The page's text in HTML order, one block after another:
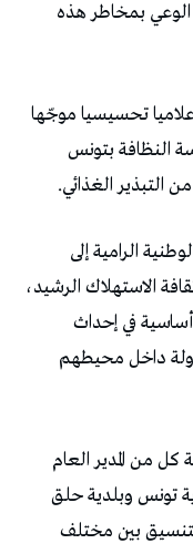
الوعي بمخاطر هذه
تحسيسيا موجّها
التبذير الغذائي.
الرامية إلى
الاستهلاك الرشيد،
في إحداث
داخل محيطهم
كل من المدير العام
تونس وبلدية حلق
بين مختلف